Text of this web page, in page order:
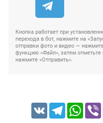
Кнопка работает при
перехода в бот, нажмите на
отправки фото и видео —
функцию «Файл», затем отметьте
нажмите «Отправить».
VK Telegram